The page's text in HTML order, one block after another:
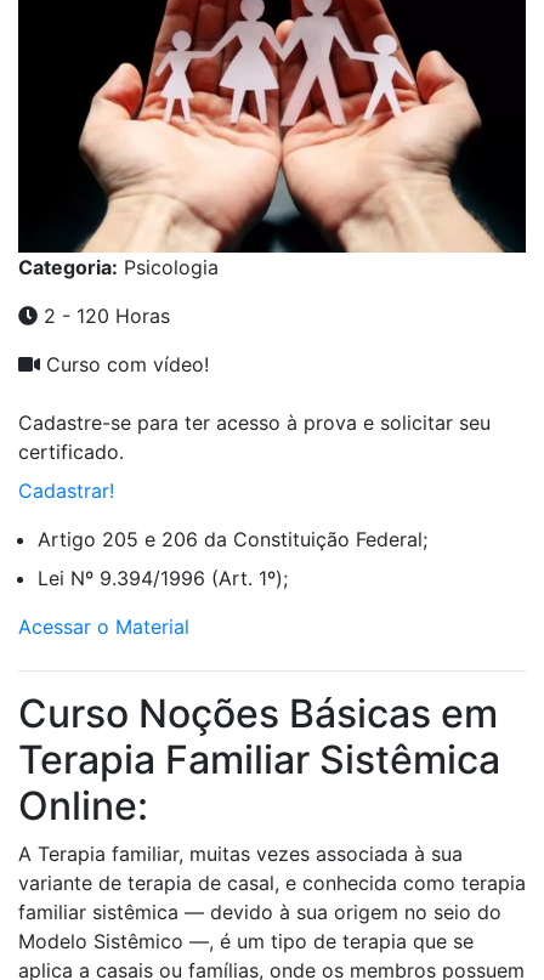
Categoria: Psicologia
2 - 120 Horas
Curso com vídeo!
Cadastre-se para ter acesso à prova e solicitar seu
certificado.
Cadastrar!
Artigo 205 e 206 da Constituição Federal;
Lei Nº 9.394/1996 (Art. 1º);
Acessar o Material
Curso Noções Básicas em
Terapia Familiar Sistêmica
Online:
A Terapia familiar, muitas vezes associada à sua
variante de terapia de casal, e conhecida como terapia
familiar sistêmica — devido à sua origem no seio do
Modelo Sistêmico —, é um tipo de terapia que se
aplica a casais ou famílias, onde os membros possuem